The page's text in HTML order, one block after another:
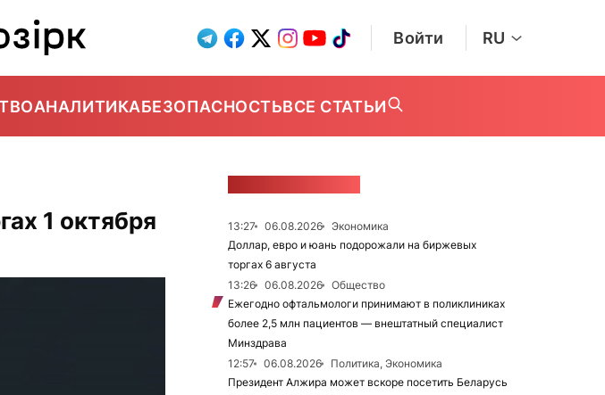
Войти RU
АНАЛИТИКАБЕЗОПАСНОСТЬВСЕ СТАТЬИ
1 октября 13:27 06.08.2026
Экономика
Доллар, евро и юань подорожали на биржевых
торгах 6 августа
13:26
06.08.2026
Общество
Ежегодно офтальмологи принимают в поликлиниках
более 2,5 млн пациентов — внештатный специалист
Минздрава
12:57
06.08.2026
Политика, Экономика
Президент Алжира может вскоре посетить Беларусь